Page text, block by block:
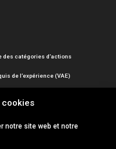
notre site web et notre
des catégories d’actions
de l’expérience (VAE)